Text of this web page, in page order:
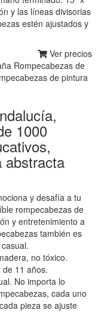
y las líneas divisorias
estén ajustados y
Ver precios
1000
abstracta
y desafía a tu
rompecabezas de
y entretenimiento a
también es
no tóxico.
11 años.
No importa lo
cada uno
pieza se ajuste